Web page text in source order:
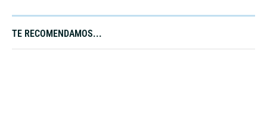
TE RECOMENDAMOS...